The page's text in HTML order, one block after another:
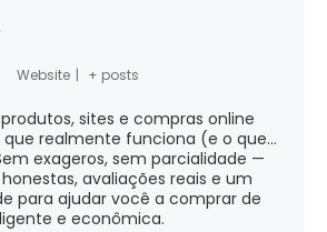
Website | + posts
sites e compras online
realmente funciona (e o que...
exageros, sem parcialidade —
avaliações reais e um
para ajudar você a comprar de
e econômica.